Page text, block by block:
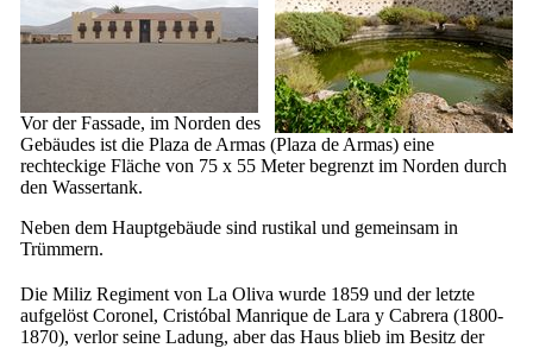
Vor der Fassade, im Norden des
Gebäudes ist die Plaza de Armas (Plaza de Armas) eine
rechteckige Fläche von 75 x 55 Meter begrenzt im Norden durch
den Wassertank.
Neben dem Hauptgebäude sind rustikal und gemeinsam in
Trümmern.
Die Miliz Regiment von La Oliva wurde 1859 und der letzte
aufgelöst Coronel, Cristóbal Manrique de Lara y Cabrera (1800-
1870), verlor seine Ladung, aber das Haus blieb im Besitz der